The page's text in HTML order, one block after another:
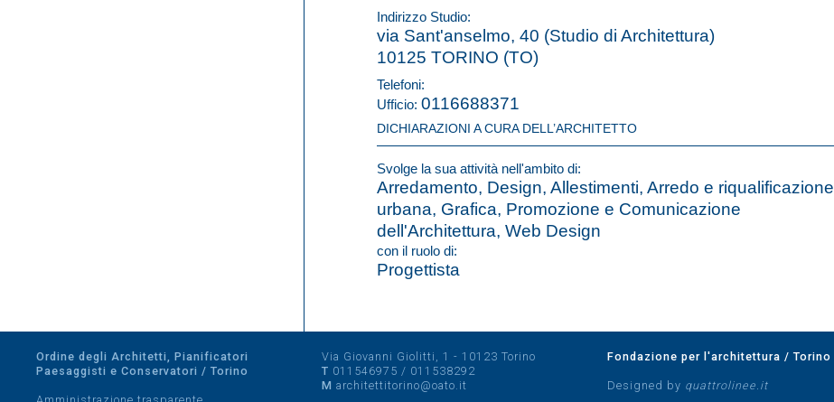
Indirizzo Studio:
via Sant'anselmo, 40 (Studio di Architettura)
10125 TORINO (TO)
Telefoni:
Ufficio: 0116688371
DICHIARAZIONI A CURA DELL’ARCHITETTO
Svolge la sua attività nell'ambito di:
Arredamento, Design, Allestimenti, Arredo e riqualificazione
urbana, Grafica, Promozione e Comunicazione
dell'Architettura, Web Design
con il ruolo di:
Progettista
Ordine degli Architetti, Pianificatori
Paesaggisti e Conservatori / Torino
Via Giovanni Giolitti, 1 - 10123 Torino
T 011546975 / 011538292
M architettitorino@oato.it
Fondazione per l'architettura / Torino
Designed by quattrolinee.it